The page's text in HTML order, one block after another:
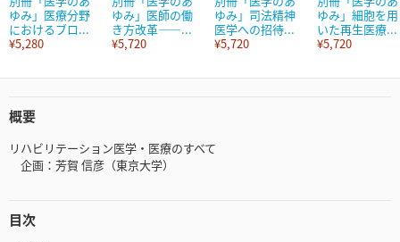
ゆみ」医療分野
におけるブロ...
¥5,280
ゆみ」医師の働
き方改革――...
¥5,720
ゆみ」司法精神
医学への招待...
¥5,720
ゆみ」細胞を用
いた再生医療...
¥5,720
概要
リハビリテーション医学・医療のすべて
企画：芳賀 信彦（東京大学）
目次